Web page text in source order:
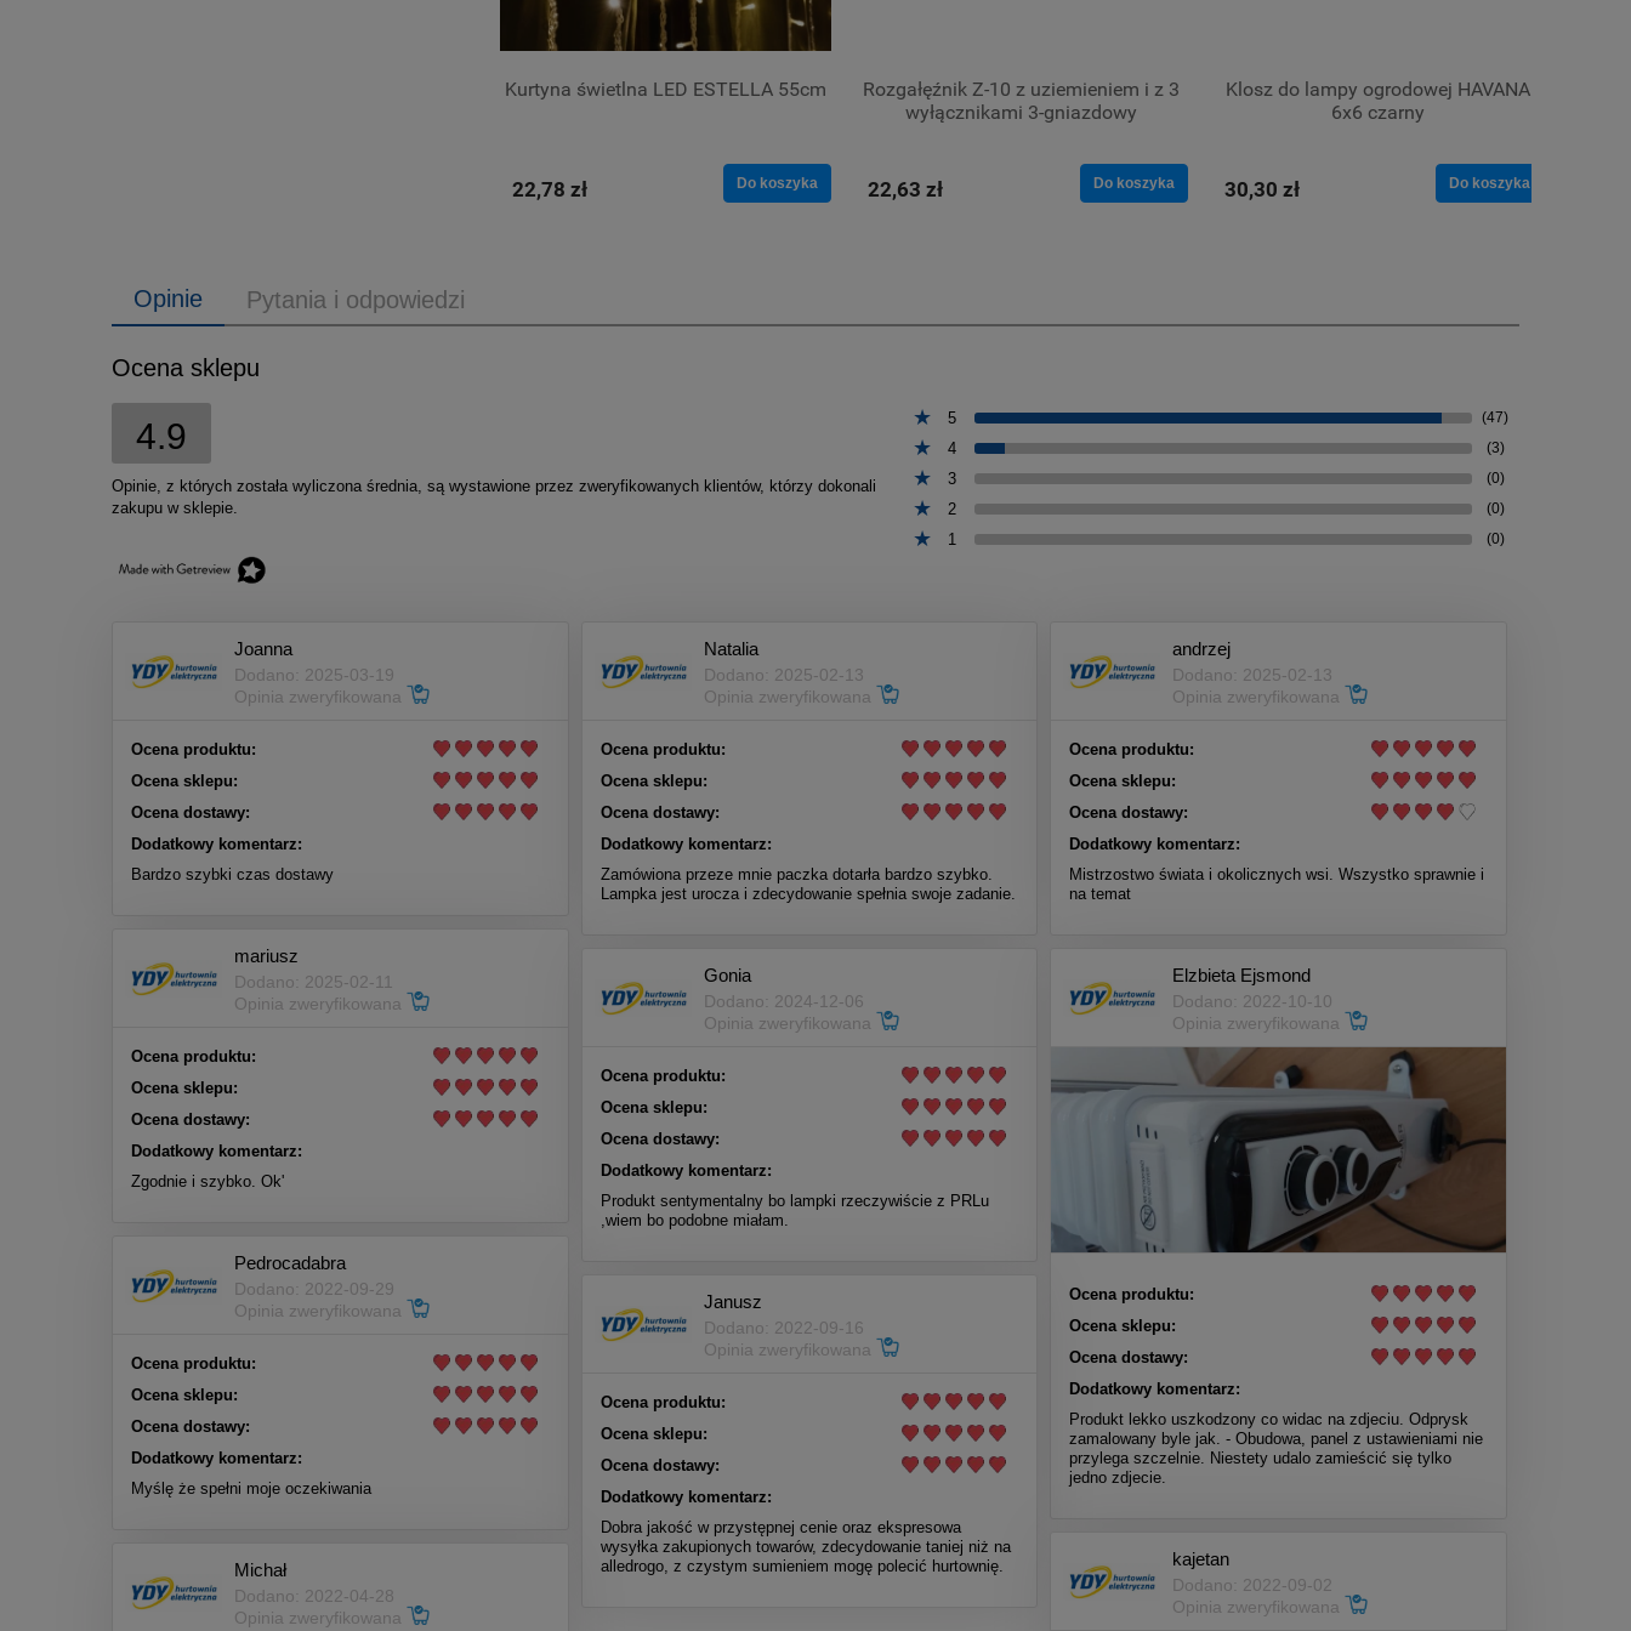
Kurtyna świetlna LED ESTELLA 55cm
22,78 zł Do koszyka
Rozgałęźnik Z-10 z uziemieniem i z 3
wyłącznikami 3-gniazdowy
22,63 zł Do koszyka
Klosz do lampy ogrodowej HAVANA
6x6 czarny
30,30 zł Do koszyka
Opinie Pytania i odpowiedzi
Ocena sklepu
4.9
Opinie, z których została wyliczona średnia, są wystawione przez zweryfikowanych klientów, którzy dokonali
zakupu w sklepie.
5 (47)
4 (3)
3 (0)
2 (0)
1 (0)
Joanna
Dodano: 2025-03-19
Opinia zweryfikowana
Ocena produktu:
Ocena sklepu:
Ocena dostawy:
Dodatkowy komentarz:
Bardzo szybki czas dostawy
Natalia
Dodano: 2025-02-13
Opinia zweryfikowana
Ocena produktu:
Ocena sklepu:
Ocena dostawy:
Dodatkowy komentarz:
Zamówiona przeze mnie paczka dotarła bardzo szybko.
Lampka jest urocza i zdecydowanie spełnia swoje zadanie.
andrzej
Dodano: 2025-02-13
Opinia zweryfikowana
Ocena produktu:
Ocena sklepu:
Ocena dostawy:
Dodatkowy komentarz:
Mistrzostwo świata i okolicznych wsi. Wszystko sprawnie i
na temat
mariusz
Dodano: 2025-02-11
Opinia zweryfikowana
Ocena produktu:
Ocena sklepu:
Ocena dostawy:
Dodatkowy komentarz:
Zgodnie i szybko. Ok'
Gonia
Dodano: 2024-12-06
Opinia zweryfikowana
Ocena produktu:
Ocena sklepu:
Ocena dostawy:
Dodatkowy komentarz:
Produkt sentymentalny bo lampki rzeczywiście z PRLu
,wiem bo podobne miałam.
Elzbieta Ejsmond
Dodano: 2022-10-10
Opinia zweryfikowana
Ocena produktu:
Ocena sklepu:
Ocena dostawy:
Dodatkowy komentarz:
Produkt lekko uszkodzony co widac na zdjeciu. Odprysk
zamalowany byle jak. - Obudowa, panel z ustawieniami nie
przylega szczelnie. Niestety udalo zamieścić się tylko
jedno zdjecie.
Pedrocadabra
Dodano: 2022-09-29
Opinia zweryfikowana
Ocena produktu:
Ocena sklepu:
Ocena dostawy:
Dodatkowy komentarz:
Myślę że spełni moje oczekiwania
Janusz
Dodano: 2022-09-16
Opinia zweryfikowana
Ocena produktu:
Ocena sklepu:
Ocena dostawy:
Dodatkowy komentarz:
Dobra jakość w przystępnej cenie oraz ekspresowa
wysyłka zakupionych towarów, zdecydowanie taniej niż na
alledrogo, z czystym sumieniem mogę polecić hurtownię.
kajetan
Dodano: 2022-09-02
Opinia zweryfikowana
Michał
Dodano: 2022-04-28
Opinia zweryfikowana